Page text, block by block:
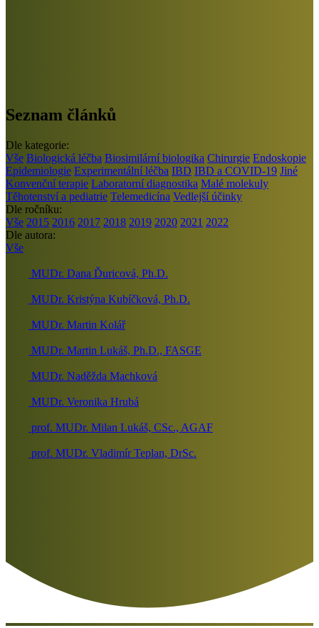
Seznam článků
Dle kategorie:
Vše Biologická léčba Biosimilární biologika Chirurgie Endoskopie
Epidemiologie Experimentální léčba IBD IBD a COVID-19 Jiné
Konvenční terapie Laboratorní diagnostika Malé molekuly
Těhotenství a pediatrie Telemedicína Vedlejší účinky
Dle ročníku:
Vše 2015 2016 2017 2018 2019 2020 2021 2022
Dle autora:
Vše
MUDr. Dana Ďuricová, Ph.D.
MUDr. Kristýna Kubíčková, Ph.D.
MUDr. Martin Kolář
MUDr. Martin Lukáš, Ph.D., FASGE
MUDr. Naděžda Machková
MUDr. Veronika Hrubá
prof. MUDr. Milan Lukáš, CSc., AGAF
prof. MUDr. Vladimír Teplan, DrSc.